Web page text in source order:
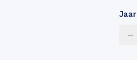
Jaar
—